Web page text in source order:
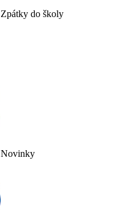
Zpátky do školy
Novinky